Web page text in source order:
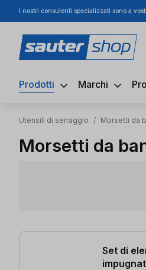
al contenuto principale
Salta alla ricerca
Passa alla navigazione
I nostri consulenti specializzati sono a
Prodotti Marchi
Utensili di serraggio / Morsetti da
Morsetti da
12 articoli trovati
Set di